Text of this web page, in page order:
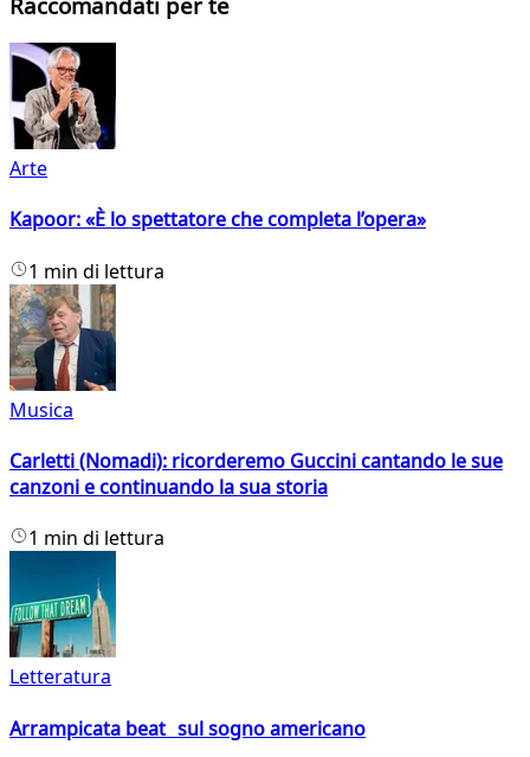
Arte
Kapoor: «È lo spettatore che completa l’opera»
1 min di lettura
Musica
Carletti (Nomadi): ricorderemo Guccini cantando le sue
canzoni e continuando la sua storia
1 min di lettura
Letteratura
Arrampicata beat sul sogno americano